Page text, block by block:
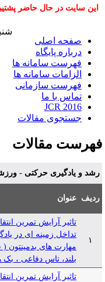
این سایت در حال حاضر
صفحه اصلی
درباره پایگاه
فهرست سامانه ها
الزامات سامانه ها
فهرست سازمانی
تماس با ما
JCR 2016
جستجوی مقالات
شنبه 17
مقالات
رشد و یادگیری حرکتی -
ردیف عنوان
تاثیر آرایش تمرین
تداخل زمینه ای در
مهارت های بدمینتون
بلند، تاس دفاعی ، بک
تاثیر آرایش تمرین